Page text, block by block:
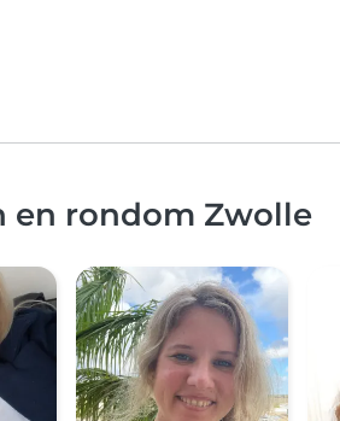
en rondom Zwolle